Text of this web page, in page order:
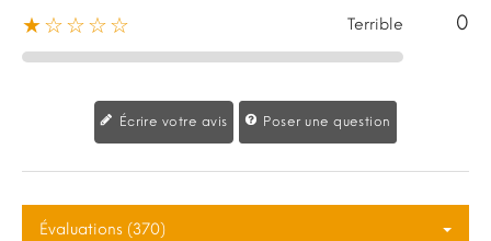
★☆☆☆☆ Terrible 0
Écrire votre avis Poser une question
Évaluations (370)